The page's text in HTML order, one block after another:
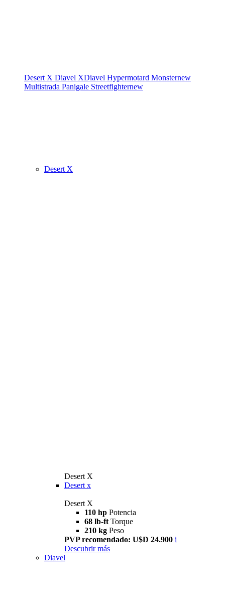
Desert X Diavel XDiavel Hypermotard Monsternew
Multistrada Panigale Streetfighternew
Desert X
Desert X
Desert x
Desert X
110 hp Potencia
68 lb-ft Torque
210 kg Peso
PVP recomendado: U$D 24.900 i
Descubrir más
Diavel